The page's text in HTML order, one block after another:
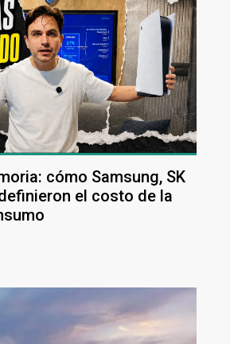
cómo Samsung, SK
el costo de la